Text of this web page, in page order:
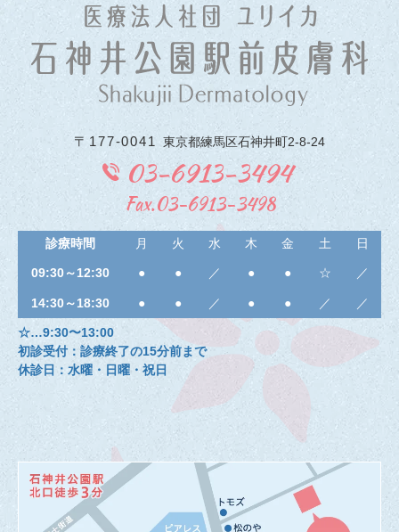
〒177-0041 東京都練馬区石神井町2-8-24
03-6913-3494
Fax.03-6913-3498
診療時間 月 火 水 木 金 土 日
09:30～12:30 ● ● ／ ● ● ☆ ／
14:30～18:30 ● ● ／ ● ● ／ ／
休診日：水曜・日曜・祝日
☆…9:30〜13:00
初診受付：診療終了の15分前まで